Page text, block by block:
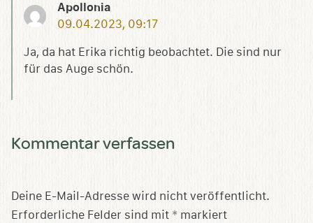
Apollonia
09.04.2023, 09:17
Ja, da hat Erika richtig beobachtet. Die sind nur
für das Auge schön.
Kommentar verfassen
Deine E-Mail-Adresse wird nicht veröffentlicht.
Erforderliche Felder sind mit * markiert